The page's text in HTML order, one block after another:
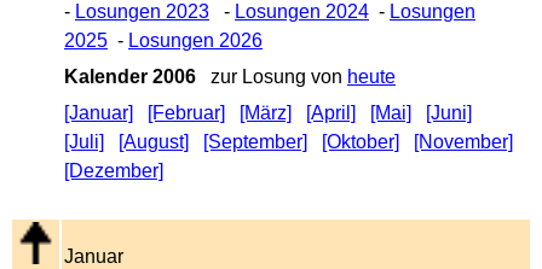
- Losungen 2023 - Losungen 2024 - Losungen
2025 - Losungen 2026
Kalender 2006 zur Losung von heute
[Januar]
[Februar] [März] [April] [Mai]
[Juni]
[Juli]
[August] [September] [Oktober]
[November]
[Dezember]
Januar